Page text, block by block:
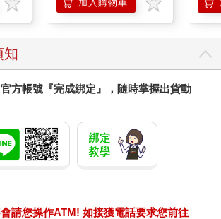
不幸遇難死於熱那亞外海，那年他才也三十
的界限是三十歲，三十以上的男人則像我，只
買模型，你算算，這幾年買模型的錢是不是
那圓弧形的台階，台階上面更不能沒有這座
」不起來。它建於十七世紀，原是座法國人
，和法國人冷戰多年，最後重建教堂，才封
加入購物車
知
方帳號『完成綁定』，隨時掌握出貨動
請您操作ATM! 如接獲電話要求您前往